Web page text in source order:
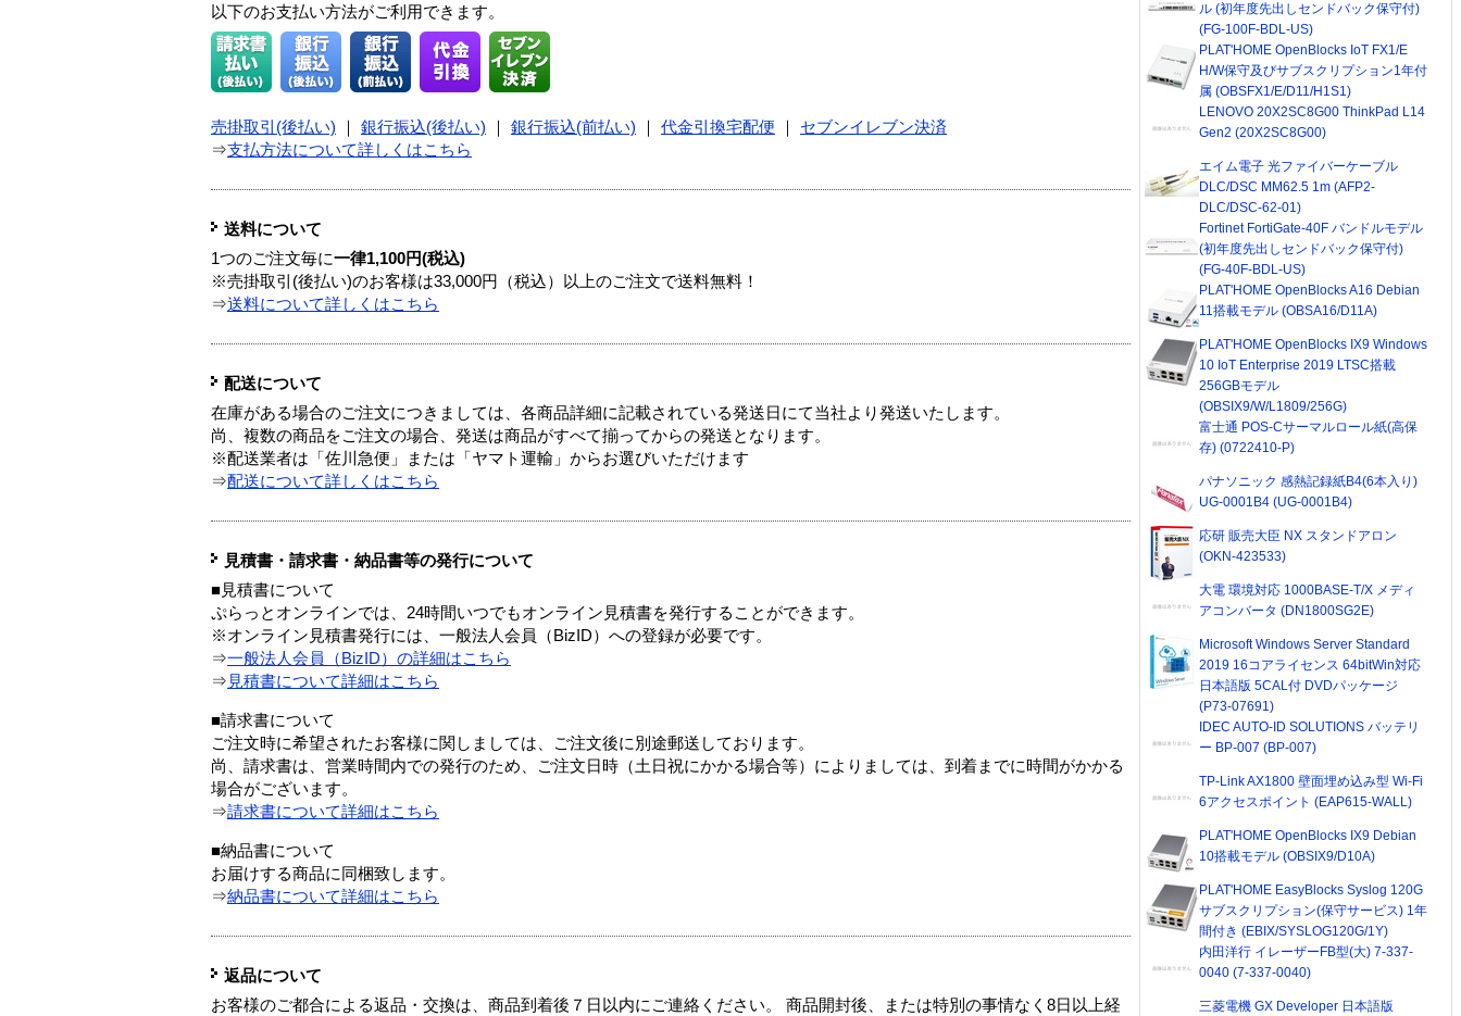
以下のお支払い方法がご利用できます。
売掛取引(後払い) 銀行振込(後払い) 銀行振込(前払い) 代金引換宅配便
セブンイレブン決済
⇒支払方法について詳しくはこちら
送料について
1つのご注文毎に一律1,100円(税込)
※売掛取引(後払い)のお客様は33,000円（税込）以上のご注文で送料無料！
⇒送料について詳しくはこちら
配送について
在庫がある場合のご注文につきましては、各商品詳細に記載されている発送日にて当社より発送いたします。
尚、複数の商品をご注文の場合、発送は商品がすべて揃ってからの発送となります。
※配送業者は「佐川急便」または「ヤマト運輸」からお選びいただけます
⇒配送について詳しくはこちら
見積書・請求書・納品書等の発行について
■見積書について
ぷらっとオンラインでは、24時間いつでもオンライン見積書を発行することができます。
※オンライン見積書発行には、一般法人会員（BizID）への登録が必要です。
⇒一般法人会員（BizID）の詳細はこちら
⇒ 見積書について詳細はこちら
■請求書について
ご注文時に希望されたお客様に関しましては、ご注文後に別途郵送しております。
尚、請求書は、営業時間内での発行のため、ご注文日時（土日祝にかかる場合等）によりましては、到着までに時間がかかる
場合がございます。
⇒請求書について詳細はこちら
■納品書について
お届けする商品に同梱致します。
⇒納品書について詳細はこちら
返品について
お客様のご都合による返品・交換は、商品到着後７日以内にご連絡ください。 商品開封後、または特別の事情なく8日以上経
ル (初年度先出しセンドバック保守付)
(FG-100F-BDL-US)
PLAT'HOME OpenBlocks IoT FX1/E
H/W保守及びサブスクリプション1年付
属 (OBSFX1/E/D11/H1S1)
LENOVO 20X2SC8G00 ThinkPad L14
Gen2 (20X2SC8G00)
エイム電子 光ファイバーケーブル
DLC/DSC MM62.5 1m (AFP2-
DLC/DSC-62-01)
Fortinet FortiGate-40F バンドルモデル
(初年度先出しセンドバック保守付)
(FG-40F-BDL-US)
PLAT'HOME OpenBlocks A16 Debian
11搭載モデル (OBSA16/D11A)
PLAT'HOME OpenBlocks IX9 Windows
10 IoT Enterprise 2019 LTSC搭載
256GBモデル
(OBSIX9/W/L1809/256G)
富士通 POS-Cサーマルロール紙(高保
存) (0722410-P)
パナソニック 感熱記録紙B4(6本入り)
UG-0001B4 (UG-0001B4)
応研 販売大臣 NX スタンドアロン
(OKN-423533)
大電 環境対応 1000BASE-T/X メディ
アコンバータ (DN1800SG2E)
Microsoft Windows Server Standard
2019 16コアライセンス 64bitWin対応
日本語版 5CAL付 DVDパッケージ
(P73-07691)
IDEC AUTO-ID SOLUTIONS バッテリ
ー BP-007 (BP-007)
TP-Link AX1800 壁面埋め込み型 Wi-Fi
6アクセスポイント (EAP615-WALL)
PLAT'HOME OpenBlocks IX9 Debian
10搭載モデル (OBSIX9/D10A)
PLAT'HOME EasyBlocks Syslog 120G
サブスクリプション(保守サービス) 1年
間付き (EBIX/SYSLOG120G/1Y)
内田洋行 イレーザーFB型(大) 7-337-
0040 (7-337-0040)
三菱電機 GX Developer 日本語版